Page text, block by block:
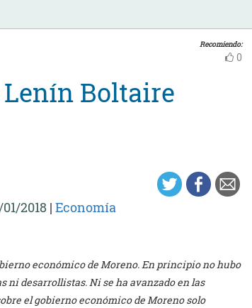
Recomiendo:
0
Boltaire
2018 | Economía
económico de Moreno. En principio no hubo
ni desarrollistas. Ni se ha avanzado en las
el gobierno económico de Moreno solo